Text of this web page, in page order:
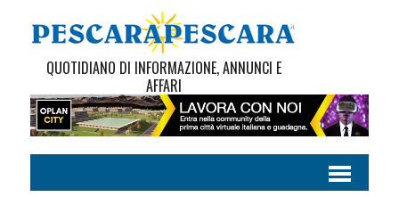
QUOTIDIANO DI INFORMAZIONE, ANNUNCI E
AFFARI